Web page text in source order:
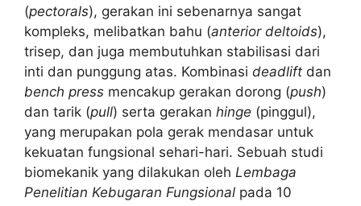
(pectorals), gerakan ini sebenarnya sangat
kompleks, melibatkan bahu (anterior deltoids),
trisep, dan juga membutuhkan stabilisasi dari
inti dan punggung atas. Kombinasi deadlift dan
bench press mencakup gerakan dorong (push)
dan tarik (pull) serta gerakan hinge (pinggul),
yang merupakan pola gerak mendasar untuk
kekuatan fungsional sehari-hari. Sebuah studi
biomekanik yang dilakukan oleh Lembaga
Penelitian Kebugaran Fungsional pada 10